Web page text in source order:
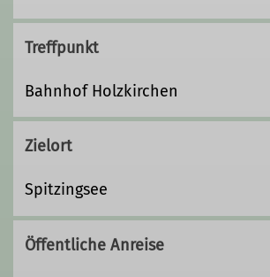
Treffpunkt
Bahnhof Holzkirchen
Zielort
Spitzingsee
Öffentliche Anreise